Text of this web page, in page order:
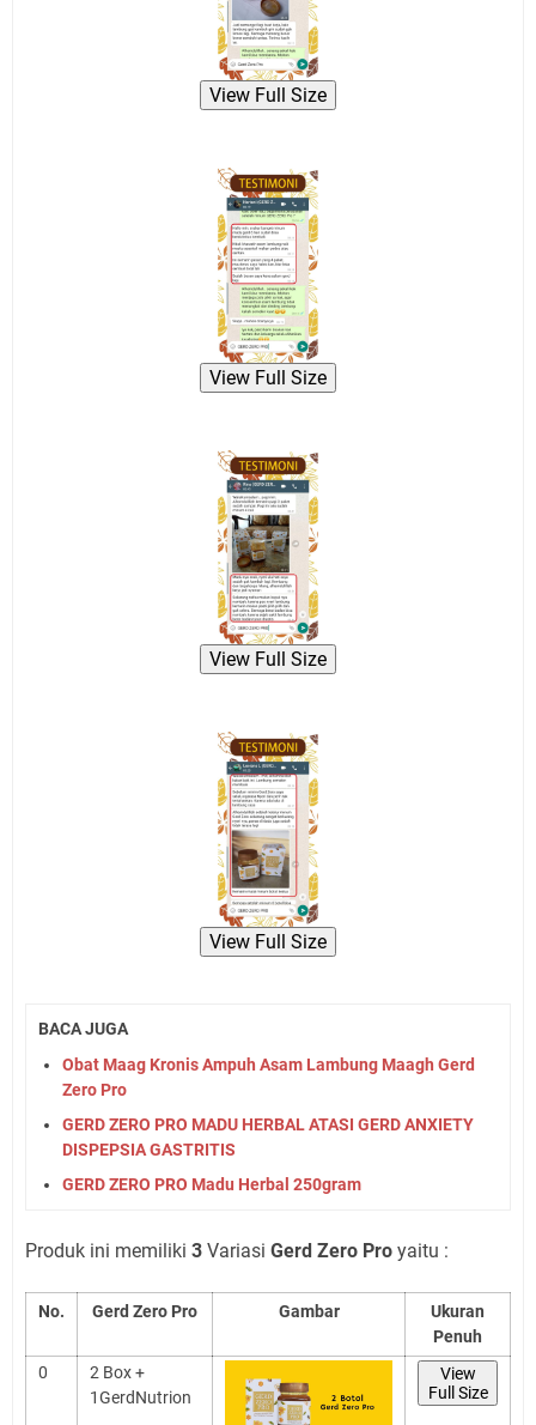
View Full Size
View Full Size
View Full Size
View Full Size
BACA JUGA
Obat Maag Kronis Ampuh Asam Lambung Maagh Gerd
Zero Pro
GERD ZERO PRO MADU HERBAL ATASI GERD ANXIETY
DISPEPSIA GASTRITIS
GERD ZERO PRO Madu Herbal 250gram
Produk ini memiliki 3 Variasi Gerd Zero Pro yaitu :
No. Gerd Zero Pro Gambar
Ukuran
Penuh
0
2 Box +
1GerdNutrion
View
Full Size